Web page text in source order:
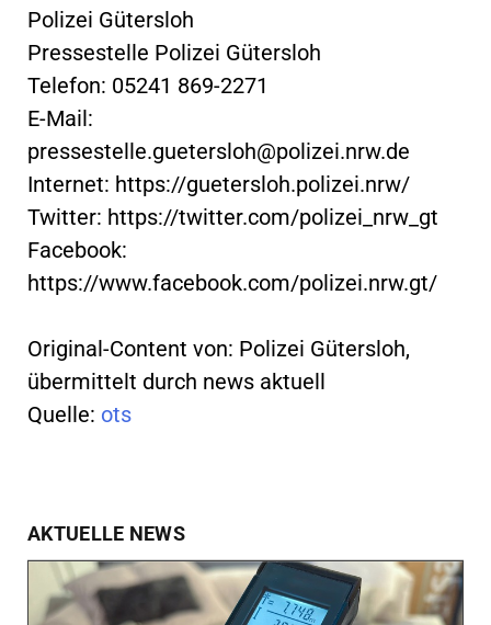
Polizei Gütersloh
Pressestelle Polizei Gütersloh
Telefon: 05241 869-2271
E-Mail:
pressestelle.guetersloh@polizei.nrw.de
Internet: https://guetersloh.polizei.nrw/
Twitter: https://twitter.com/polizei_nrw_gt
Facebook:
https://www.facebook.com/polizei.nrw.gt/
Original-Content von: Polizei Gütersloh,
übermittelt durch news aktuell
Quelle: ots
AKTUELLE NEWS